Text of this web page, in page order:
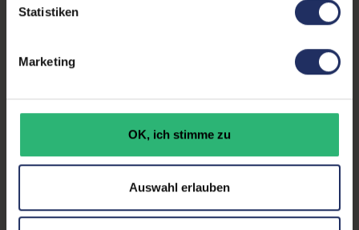
Statistiken
Marketing
OK, ich stimme zu
Auswahl erlauben
Datenspeicher:
GHz
Maße (LxBxH): 359 x 236 x 22 mm